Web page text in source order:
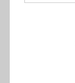
Lovely гели/